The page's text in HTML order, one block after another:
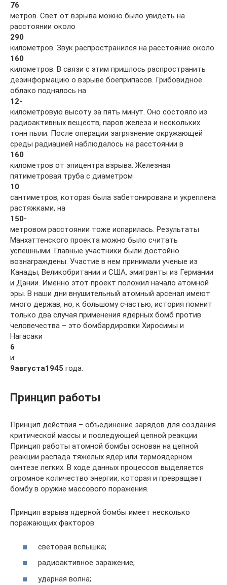
76
метров. Свет от взрыва можно было увидеть на
расстоянии около
290
километров. Звук распространился на расстояние около
160
километров. В связи с этим пришлось распространить
дезинформацию о взрыве боеприпасов. Грибовидное
облако поднялось на
12-
километровую высоту за пять минут. Оно состояло из
радиоактивных веществ, паров железа и нескольких
тонн пыли. После операции загрязнение окружающей
среды радиацией наблюдалось на расстоянии в
160
километров от эпицентра взрыва. Железная
пятиметровая труба с диаметром
10
сантиметров, которая была забетонирована и укреплена
растяжками, на
150-
метровом расстоянии тоже испарилась. Результаты
Манхэттенского проекта можно было считать
успешными. Главные участники были достойно
вознаграждены. Участие в нем принимали ученые из
Канады, Великобритании и США, эмигранты из Германии
и Дании. Именно этот проект положил начало атомной
эры. В наши дни внушительный атомный арсенал имеют
много держав, но, к большому счастью, история помнит
только два случая применения ядерных бомб против
человечества – это бомбардировки Хиросимы и
Нагасаки
6
и
9августа1945 года.
Принцип работы
Принцип действия – объединение зарядов для создания
критической массы и последующей цепной реакции
Принцип работы атомной бомбы основан на цепной
реакции распада тяжелых ядер или термоядерном
синтезе легких. В ходе данных процессов выделяется
огромное количество энергии, которая и превращает
бомбу в оружие массового поражения.
Принцип взрыва ядерной бомбы имеет несколько
поражающих факторов:
световая вспышка;
радиоактивное заражение;
ударная волна;